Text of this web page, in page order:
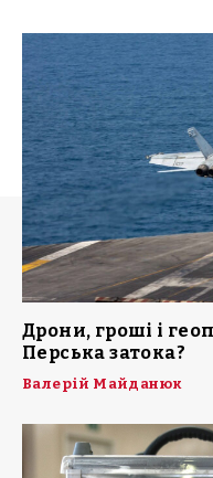
Дрони, гроші і
Перська затока?
Валерій Майданюк